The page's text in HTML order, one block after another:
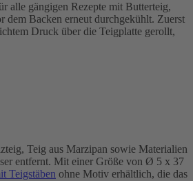
alle gängigen Rezepte mit Butterteig,
dem Backen erneut durchgekühlt. Zuerst
Druck über die Teigplatte gerollt,
Teig aus Marzipan sowie Materialien
entfernt. Mit einer Größe von Ø 5 x 37
Teigstäben ohne Motiv erhältlich, die das